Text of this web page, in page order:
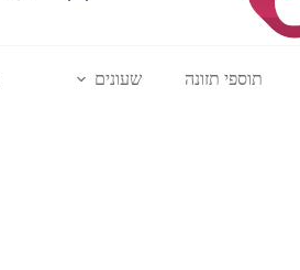
תוספי תזונה שעונים